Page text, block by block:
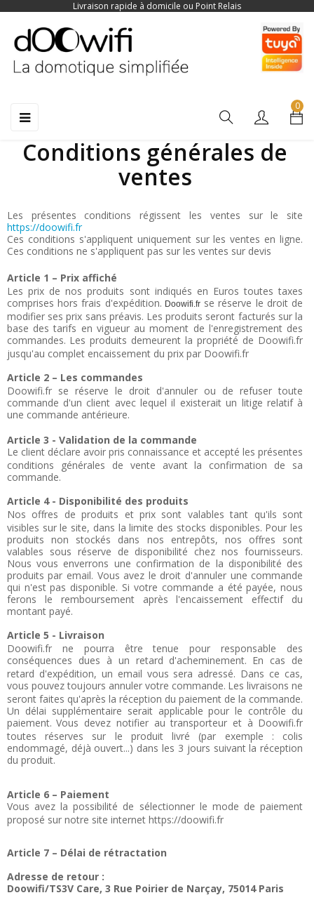
Livraison rapide à domicile ou Point Relais
Toggle
☰
0
Conditions générales de
ventes
Les présentes conditions régissent les ventes sur le site
https://doowifi.fr
Ces conditions s'appliquent uniquement sur les ventes en ligne.
Ces conditions ne s'appliquent pas sur les ventes sur devis
Article 1 – Prix affiché
Les prix de nos produits sont indiqués en Euros toutes taxes
comprises hors frais d'expédition. Doowifi.frse réserve le droit de
modifier ses prix sans préavis. Les produits seront facturés sur la
base des tarifs en vigueur au moment de l'enregistrement des
commandes. Les produits demeurent la propriété de Doowifi.fr
jusqu'au complet encaissement du prix par Doowifi.fr
Article 2 – Les commandes
Doowifi.fr se réserve le droit d'annuler ou de refuser toute
commande d'un client avec lequel il existerait un litige relatif à
une commande antérieure.
Article 3 - Validation de la commande
Le client déclare avoir pris connaissance et accepté les présentes
conditions générales de vente avant la confirmation de sa
commande.
Article 4 - Disponibilité des produits
Nos offres de produits et prix sont valables tant qu'ils sont
visibles sur le site, dans la limite des stocks disponibles. Pour les
produits non stockés dans nos entrepôts, nos offres sont
valables sous réserve de disponibilité chez nos fournisseurs.
Nous vous enverrons une confirmation de la disponibilité des
produits par email. Vous avez le droit d'annuler une commande
qui n'est pas disponible. Si votre commande a été payée, nous
ferons le remboursement après l'encaissement effectif du
montant payé.
Article 5 - Livraison
Doowifi.fr ne pourra être tenue pour responsable des
conséquences dues à un retard d'acheminement. En cas de
retard d'expédition, un email vous sera adressé. Dans ce cas,
vous pouvez toujours annuler votre commande. Les livraisons ne
seront faites qu'après la réception du paiement de la commande.
Un délai supplémentaire serait applicable pour le contrôle du
paiement. Vous devez notifier au transporteur et à Doowifi.fr
toutes réserves sur le produit livré (par exemple : colis
endommagé, déjà ouvert...) dans les 3 jours suivant la réception
du produit.
Article 6 – Paiement
Vous avez la possibilité de sélectionner le mode de paiement
proposé sur notre site internet https://doowifi.fr
Article 7 – Délai de rétractation
Adresse de retour :
Doowifi/TS3V Care, 3 Rue Poirier de Narçay, 75014 Paris